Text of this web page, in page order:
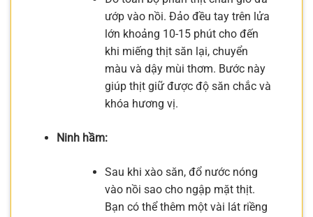
ướp vào nồi. Đảo đều tay trên lửa
lớn khoảng 10-15 phút cho đến
khi miếng thịt săn lại, chuyển
màu và dậy mùi thơm. Bước này
giúp thịt giữ được độ săn chắc và
khóa hương vị.
Ninh hầm:
Sau khi xào săn, đổ nước nóng
vào nồi sao cho ngập mặt thịt.
Bạn có thể thêm một vài lát riềng